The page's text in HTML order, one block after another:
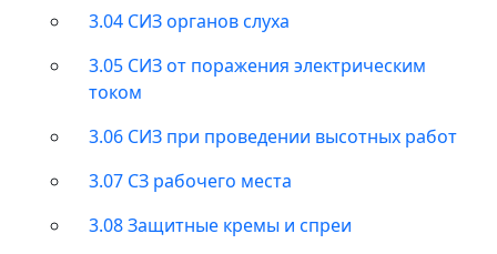
3.04 СИЗ органов слуха
3.05 СИЗ от поражения электрическим
током
3.06 СИЗ при проведении высотных работ
3.07 СЗ рабочего места
3.08 Защитные кремы и спреи